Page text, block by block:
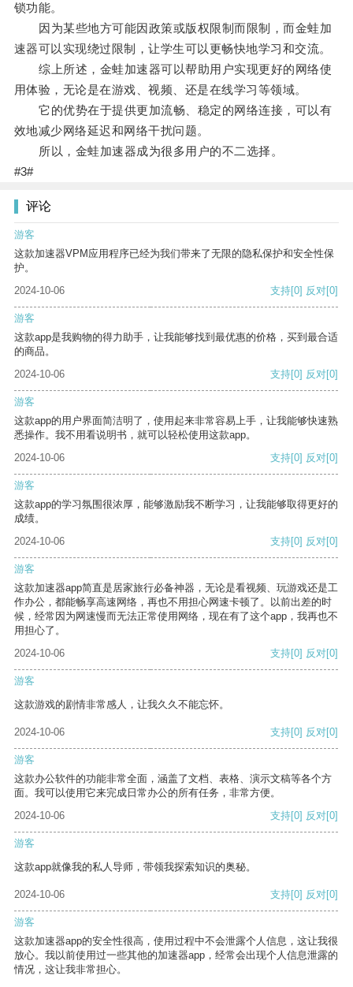
锁功能。
因为某些地方可能因政策或版权限制而限制，而金蛙加
速器可以实现绕过限制，让学生可以更畅快地学习和交流。
综上所述，金蛙加速器可以帮助用户实现更好的网络使
用体验，无论是在游戏、视频、还是在线学习等领域。
它的优势在于提供更加流畅、稳定的网络连接，可以有
效地减少网络延迟和网络干扰问题。
所以，金蛙加速器成为很多用户的不二选择。
#3#
评论
游客
这款加速器VPM应用程序已经为我们带来了无限的隐私保护和安全性保
护。
2024-10-06
支持[0] 反对[0]
游客
这款app是我购物的得力助手，让我能够找到最优惠的价格，买到最合适
的商品。
2024-10-06
支持[0] 反对[0]
游客
这款app的用户界面简洁明了，使用起来非常容易上手，让我能够快速熟
悉操作。我不用看说明书，就可以轻松使用这款app。
2024-10-06
支持[0] 反对[0]
游客
这款app的学习氛围很浓厚，能够激励我不断学习，让我能够取得更好的
成绩。
2024-10-06
支持[0] 反对[0]
游客
这款加速器app简直是居家旅行必备神器，无论是看视频、玩游戏还是工
作办公，都能畅享高速网络，再也不用担心网速卡顿了。以前出差的时
候，经常因为网速慢而无法正常使用网络，现在有了这个app，我再也不
用担心了。
2024-10-06
支持[0] 反对[0]
游客
这款游戏的剧情非常感人，让我久久不能忘怀。
2024-10-06 支持[0] 反对[0]
游客
这款办公软件的功能非常全面，涵盖了文档、表格、演示文稿等各个方
面。我可以使用它来完成日常办公的所有任务，非常方便。
2024-10-06
支持[0] 反对[0]
游客
这款app就像我的私人导师，带领我探索知识的奥秘。
2024-10-06 支持[0] 反对[0]
游客
这款加速器app的安全性很高，使用过程中不会泄露个人信息，这让我很
放心。我以前使用过一些其他的加速器app，经常会出现个人信息泄露的
情况，这让我非常担心。